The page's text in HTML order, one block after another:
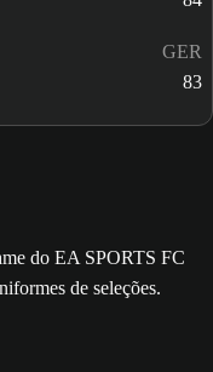
GER
83